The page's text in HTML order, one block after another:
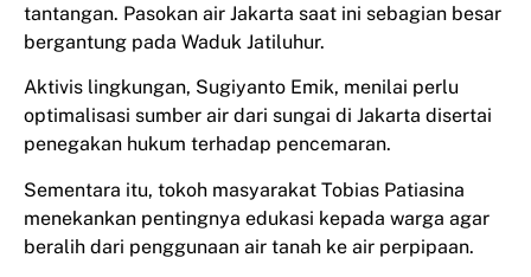
tantangan. Pasokan air Jakarta saat ini sebagian besar
bergantung pada Waduk Jatiluhur.
Aktivis lingkungan, Sugiyanto Emik, menilai perlu
optimalisasi sumber air dari sungai di Jakarta disertai
penegakan hukum terhadap pencemaran.
Sementara itu, tokoh masyarakat Tobias Patiasina
menekankan pentingnya edukasi kepada warga agar
beralih dari penggunaan air tanah ke air perpipaan.